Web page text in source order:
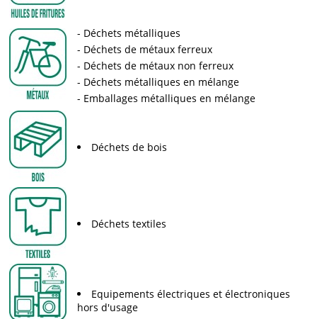
Déchets métalliques
Déchets de métaux ferreux
Déchets de métaux non ferreux
Déchets métalliques en mélange
Emballages métalliques en mélange
Déchets de bois
Déchets textiles
Equipements électriques et électroniques
hors d'usage